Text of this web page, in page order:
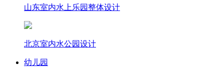
山东室内水上乐园整体设计
北京室内水公园设计
幼儿园